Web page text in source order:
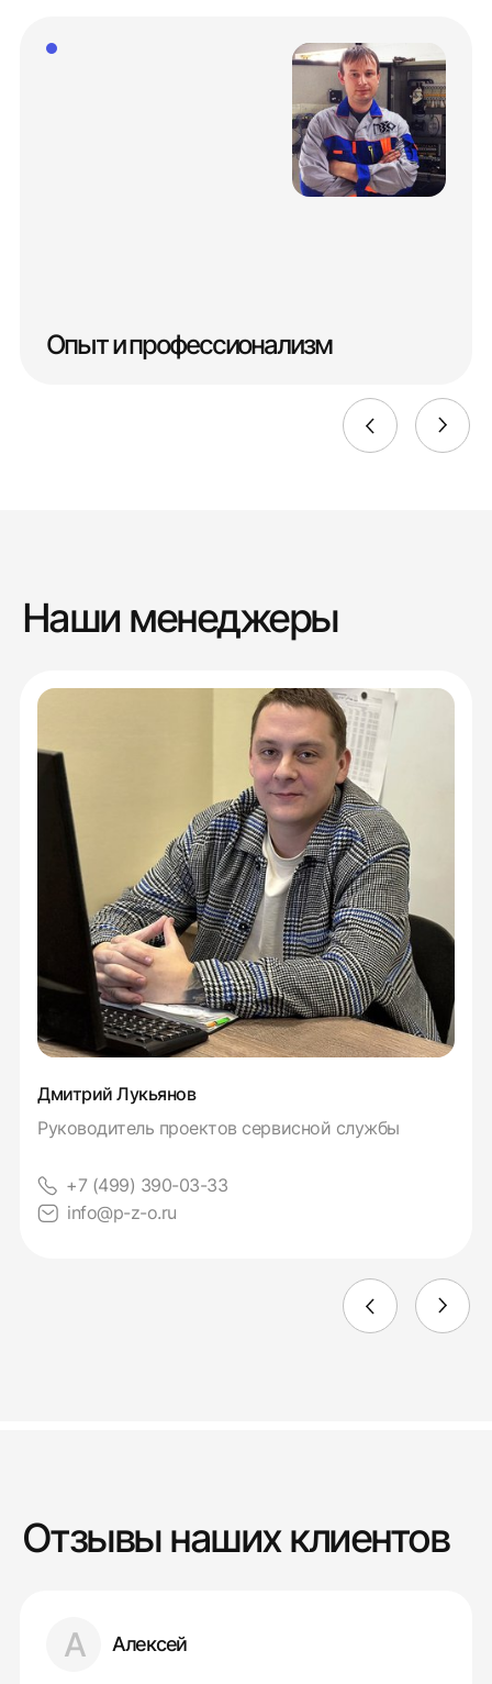
Опыт и профессионализм
Наши менеджеры
Дмитрий Лукьянов
Руководитель проектов сервисной службы
+7 (499) 390-03-33
info@p-z-o.ru
Отзывы наших клиентов
А Алексей